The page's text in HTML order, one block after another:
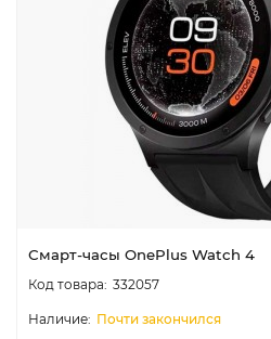
Смарт-часы OnePlus Watch 4
332057
Почти закончился